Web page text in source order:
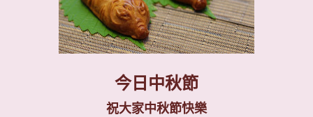
今日中秋節
祝大家中秋節快樂